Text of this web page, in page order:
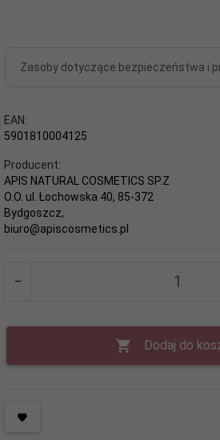
Zasoby dotyczące bezpieczeństwa i
EAN:
5901810004125
Producent:
APIS NATURAL COSMETICS SP.Z
O.O. ul. Łochowska 40, 85-372
Bydgoszcz,
biuro@apiscosmetics.pl
Dodaj do